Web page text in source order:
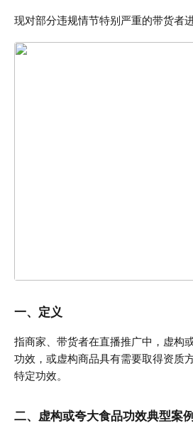
现对部分违规情节特别严重的带货者
一、定义
指商家、带货者在直播推广中，虚构
功效，或虚构商品具有需要取得资质
特定功效。
二、虚构或夸大食品功效典型案例